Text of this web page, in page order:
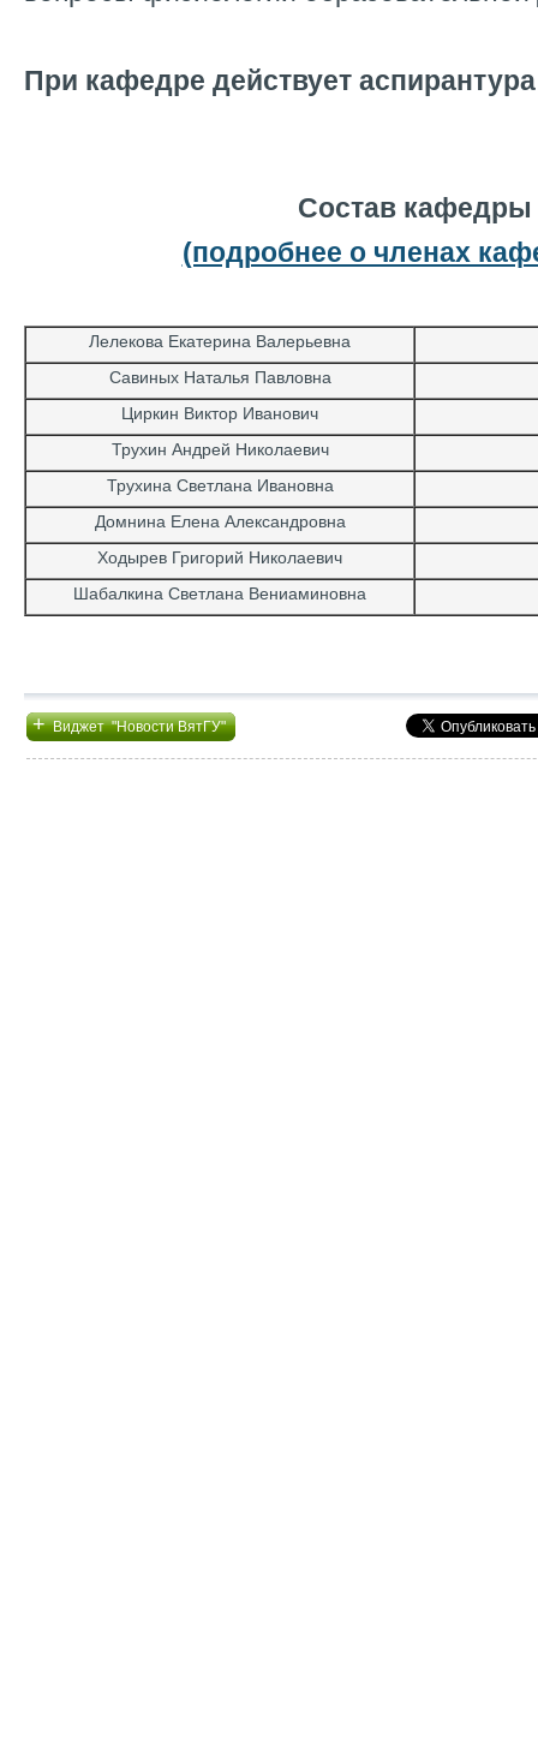
При кафедре действует
Состав кафедры
(подробнее о членах
Лелекова Екатерина Валерьевна
Савиных Наталья Павловна
Циркин Виктор Иванович
Трухин Андрей Николаевич
Трухина Светлана Ивановна
Домнина Елена Александровна
Ходырев Григорий Николаевич
Шабалкина Светлана Вениаминовна
+Виджет "Новости ВятГУ"